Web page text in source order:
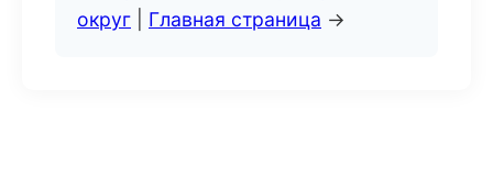
округ
Главная страница →